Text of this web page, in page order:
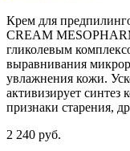
Крем для
CREAM
гликолевым
выравнивания
увлажнения кожи.
активизирует синтез
признаки старения,
2 240 руб.